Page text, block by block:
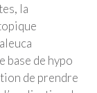
la
base de hypo
de prendre